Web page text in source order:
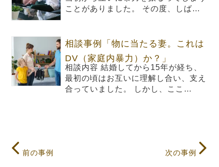
ことがありました。 その度、しば…
相談事例「物に当たる妻。これは
DV（家庭内暴力）か？」
相談内容 結婚してから15年が経ち、
最初の頃はお互いに理解し合い、支え
合っていました。 しかし、ここ…
前の事例 次の事例